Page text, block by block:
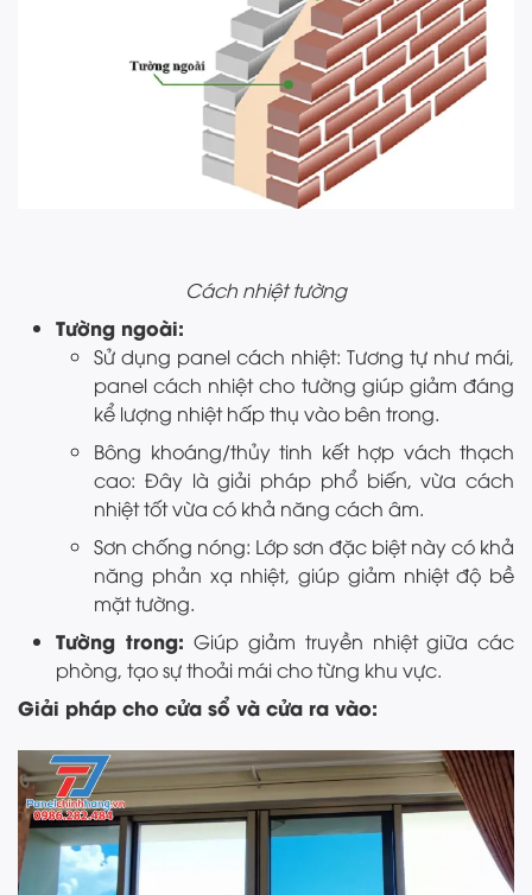
Cách nhiệt tường
Tường ngoài:
Sử dụng panel cách nhiệt: Tương tự như mái,
panel cách nhiệt cho tường giúp giảm đáng
kể lượng nhiệt hấp thụ vào bên trong.
Bông khoáng/thủy tinh kết hợp vách thạch
cao: Đây là giải pháp phổ biến, vừa cách
nhiệt tốt vừa có khả năng cách âm.
Sơn chống nóng: Lớp sơn đặc biệt này có khả
năng phản xạ nhiệt, giúp giảm nhiệt độ bề
mặt tường.
Tường trong:Giúp giảm truyền nhiệt giữa các
phòng, tạo sự thoải mái cho từng khu vực.
Giải pháp cho cửa sổ và cửa ra vào: